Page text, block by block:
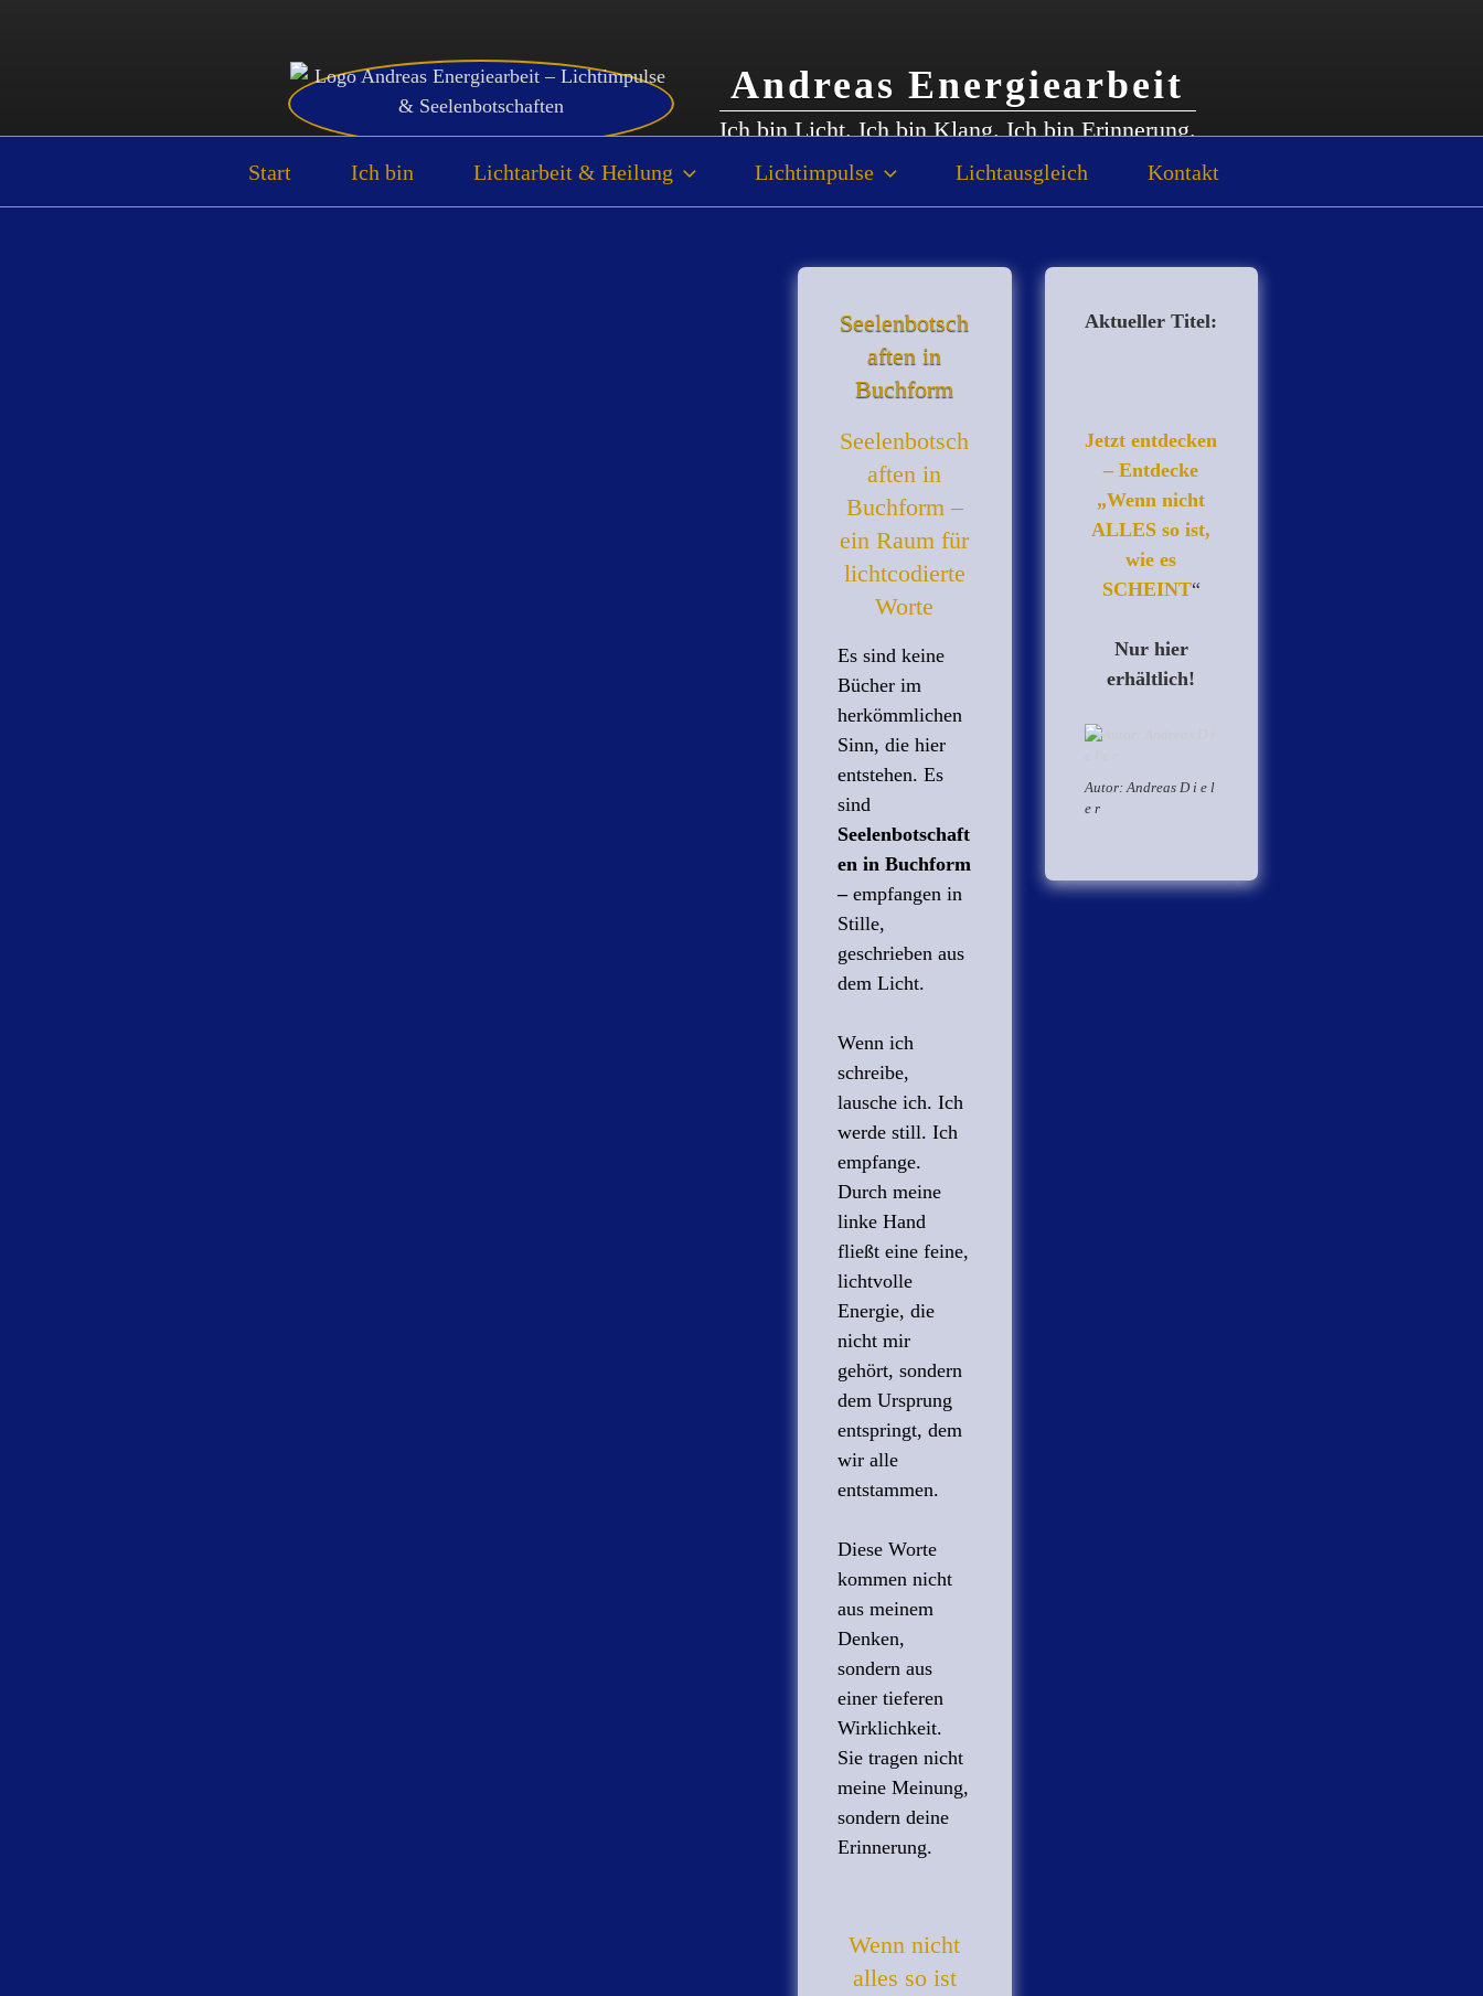
Andreas Energiearbeit
Ich bin Licht. Ich bin Klang. Ich bin Erinnerung.
Start Ich bin Lichtarbeit & Heilung Lichtimpulse Lichtausgleich Kontakt
Seelenbotsch
aften in
Buchform
Seelenbotsch
aften in
Buchform –
ein Raum für
lichtcodierte
Worte
Es sind keine
Bücher im
herkömmlichen
Sinn, die hier
entstehen. Es
sind
Seelenbotschaft
en in Buchform
– empfangen in
Stille,
geschrieben aus
dem Licht.
Wenn ich
schreibe,
lausche ich. Ich
werde still. Ich
empfange.
Durch meine
linke Hand
fließt eine feine,
lichtvolle
Energie, die
nicht mir
gehört, sondern
dem Ursprung
entspringt, dem
wir alle
entstammen.
Diese Worte
kommen nicht
aus meinem
Denken,
sondern aus
einer tieferen
Wirklichkeit.
Sie tragen nicht
meine Meinung,
sondern deine
Erinnerung.
Wenn nicht
alles so ist
Aktueller Titel:
Jetzt entdecken
– Entdecke
„Wenn nicht
ALLES so ist,
wie es
SCHEINT“
Nur hier
erhältlich!
Autor: Andreas D i e l
e r